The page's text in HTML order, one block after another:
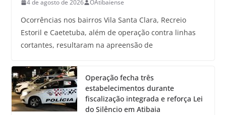
4 de agosto de 2026 OAtibaiense
Ocorrências nos bairros Vila Santa Clara, Recreio
Estoril e Caetetuba, além de operação contra linhas
cortantes, resultaram na apreensão de
Operação fecha três
estabelecimentos durante
fiscalização integrada e reforça Lei
do Silêncio em Atibaia